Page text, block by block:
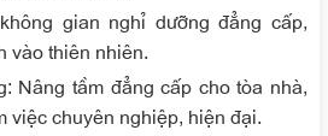
gian nghỉ dưỡng đẳng cấp,
vào thiên nhiên.
Nâng tầm đẳng cấp cho tòa nhà,
việc chuyên nghiệp, hiện đại.